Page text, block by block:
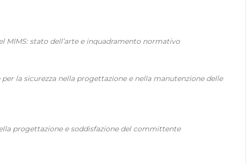
MIMS: stato dell’arte e inquadramento normativo
la sicurezza nella progettazione e nella manutenzione delle
progettazione e soddisfazione del committente